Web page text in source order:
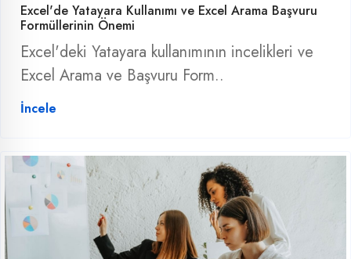
Excel'de Yatayara Kullanımı ve Excel Arama Başvuru
Formüllerinin Önemi
Excel'deki Yatayara kullanımının incelikleri ve
Excel Arama ve Başvuru Form..
İncele